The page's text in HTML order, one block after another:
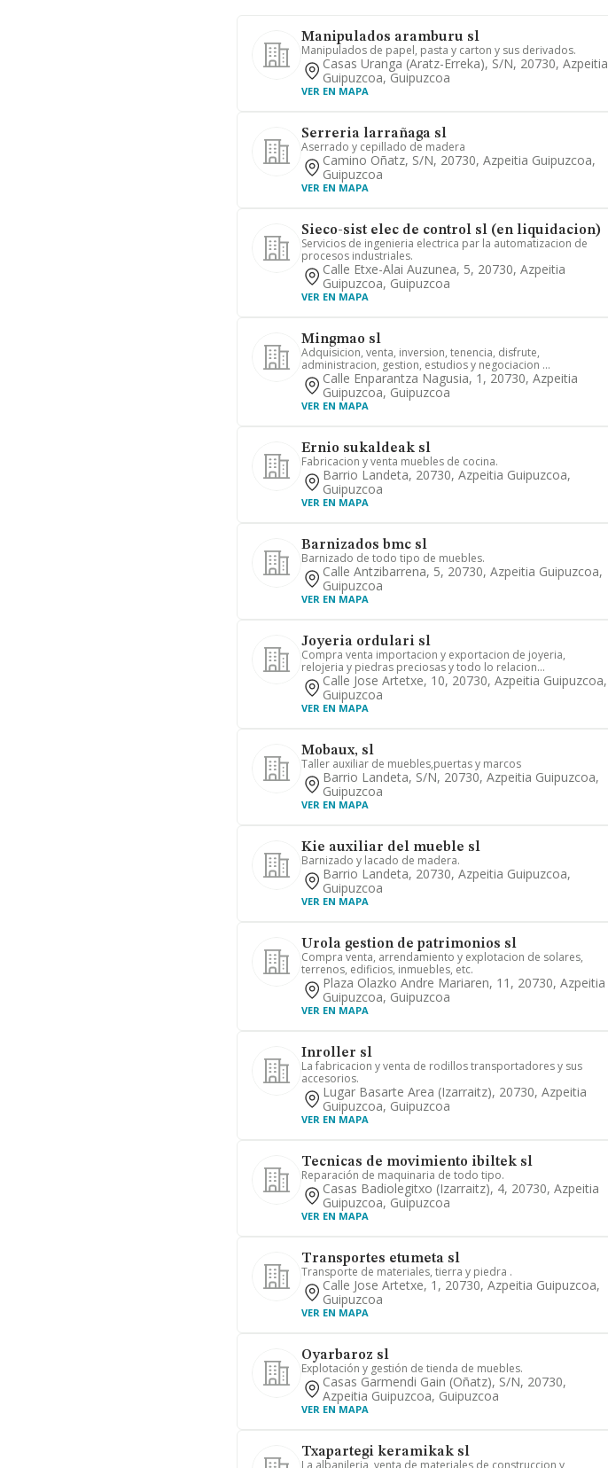
Manipulados aramburu sl
Manipulados de papel, pasta y carton y sus derivados.
Casas Uranga (aratz-Erreka), S/n, 20730, Azpeitia
Guipuzcoa, Guipuzcoa
VER EN MAPA
Serreria larrañaga sl
Aserrado y cepillado de madera
Camino Oñatz, S/n, 20730, Azpeitia Guipuzcoa,
Guipuzcoa
VER EN MAPA
Sieco-sist elec de control sl (en liquidacion)
Servicios de ingenieria electrica par la automatizacion de
procesos industriales.
Calle Etxe-Alai Auzunea, 5, 20730, Azpeitia
Guipuzcoa, Guipuzcoa
VER EN MAPA
Mingmao sl
Adquisicion, venta, inversion, tenencia, disfrute,
administracion, gestion, estudios y negociacion ...
Calle Enparantza Nagusia, 1, 20730, Azpeitia
Guipuzcoa, Guipuzcoa
VER EN MAPA
Ernio sukaldeak sl
Fabricacion y venta muebles de cocina.
Barrio Landeta, 20730, Azpeitia Guipuzcoa,
Guipuzcoa
VER EN MAPA
Barnizados bmc sl
Barnizado de todo tipo de muebles.
Calle Antzibarrena, 5, 20730, Azpeitia Guipuzcoa,
Guipuzcoa
VER EN MAPA
Joyeria ordulari sl
Compra venta importacion y exportacion de joyeria,
relojeria y piedras preciosas y todo lo relacion...
Calle Jose Artetxe, 10, 20730, Azpeitia Guipuzcoa,
Guipuzcoa
VER EN MAPA
Mobaux, sl
Taller auxiliar de muebles,puertas y marcos
Barrio Landeta, S/n, 20730, Azpeitia Guipuzcoa,
Guipuzcoa
VER EN MAPA
Kie auxiliar del mueble sl
Barnizado y lacado de madera.
Barrio Landeta, 20730, Azpeitia Guipuzcoa,
Guipuzcoa
VER EN MAPA
Urola gestion de patrimonios sl
Compra venta, arrendamiento y explotacion de solares,
terrenos, edificios, inmuebles, etc.
Plaza Olazko Andre Mariaren, 11, 20730, Azpeitia
Guipuzcoa, Guipuzcoa
VER EN MAPA
Inroller sl
La fabricacion y venta de rodillos transportadores y sus
accesorios.
Lugar Basarte Area (izarraitz), 20730, Azpeitia
Guipuzcoa, Guipuzcoa
VER EN MAPA
Tecnicas de movimiento ibiltek sl
Reparación de maquinaria de todo tipo.
Casas Badiolegitxo (izarraitz), 4, 20730, Azpeitia
Guipuzcoa, Guipuzcoa
VER EN MAPA
Transportes etumeta sl
Transporte de materiales, tierra y piedra .
Calle Jose Artetxe, 1, 20730, Azpeitia Guipuzcoa,
Guipuzcoa
VER EN MAPA
Oyarbaroz sl
Explotación y gestión de tienda de muebles.
Casas Garmendi Gain (oñatz), S/n, 20730,
Azpeitia Guipuzcoa, Guipuzcoa
VER EN MAPA
Txapartegi keramikak sl
La albanileria, venta de materiales de construccion y